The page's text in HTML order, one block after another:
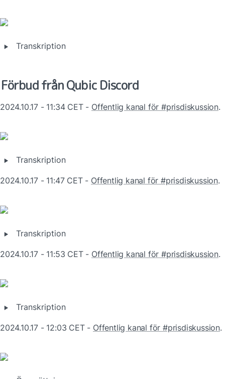
‣ Transkription
Förbud från Qubic Discord
2024.10.17 - 11:34 CET - Offentlig kanal för #prisdiskussion.
‣ Transkription
2024.10.17 - 11:47 CET - Offentlig kanal för #prisdiskussion.
‣ Transkription
2024.10.17 - 11:53 CET - Offentlig kanal för #prisdiskussion.
‣ Transkription
2024.10.17 - 12:03 CET - Offentlig kanal för #prisdiskussion.